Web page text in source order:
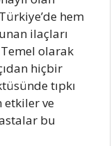
hem
ilaçları
olarak
hiçbir
tıpkı
ve
bu